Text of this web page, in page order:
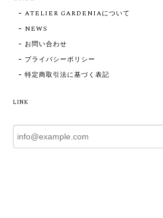
ATELIER GARDENIAについて
NEWS
お問い合わせ
プライバシーポリシー
特定商取引法に基づく表記
LINK